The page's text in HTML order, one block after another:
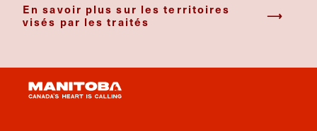
En savoir plus sur les territoires
visés par les traités